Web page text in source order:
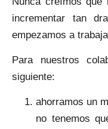
incrementar tan
empezamos a
Para nuestros
siguiente:
ahorramos un
no tenemos